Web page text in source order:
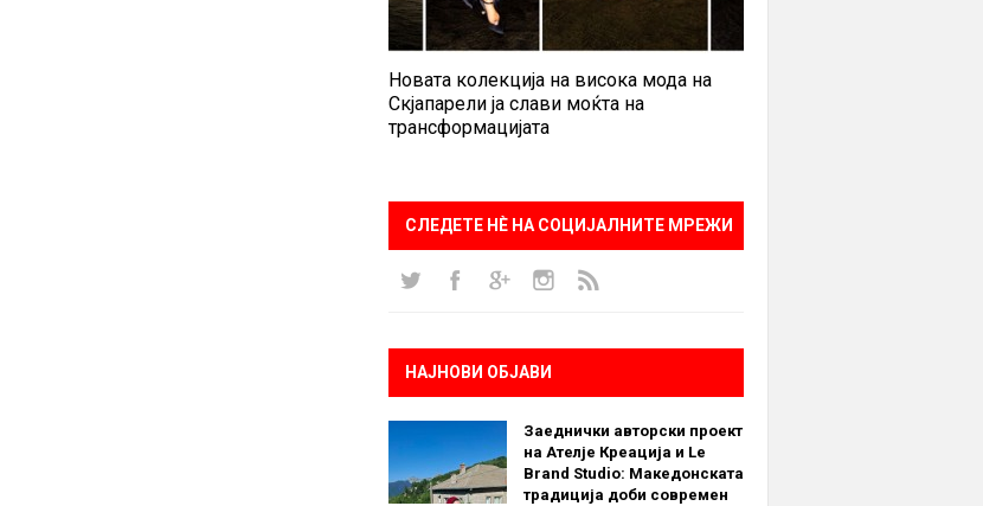
Новата колекција на висока мода на
Скјапарели ја слави моќта на
трансформацијата
СЛЕДЕТЕ НÈ НА СОЦИЈАЛНИТЕ МРЕЖИ
НАЈНОВИ ОБЈАВИ
Заеднички авторски проект
на Ателје Креација и Le
Brand Studio: Македонската
традиција доби современ